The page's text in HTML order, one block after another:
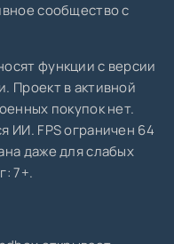
сообщество с
функции с версии
Проект в активной
покупок нет.
ИИ. FPS ограничен 64
даже для слабых
7+.